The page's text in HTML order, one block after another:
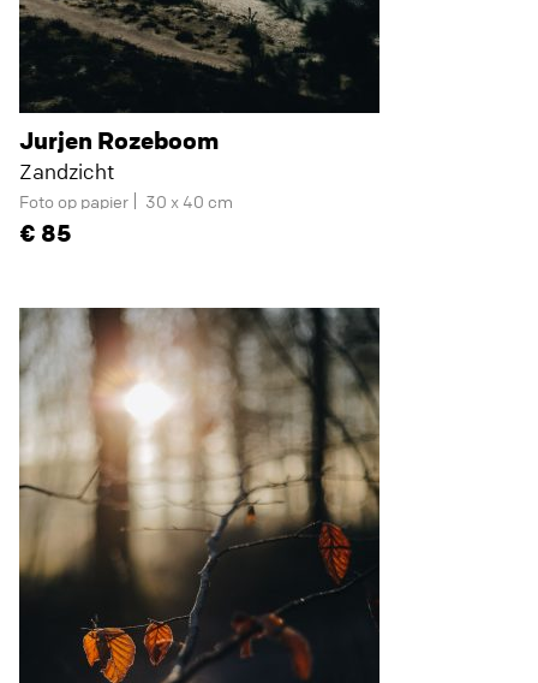
Jurjen Rozeboom
Zandzicht
Foto op papier 30 x 40 cm
85